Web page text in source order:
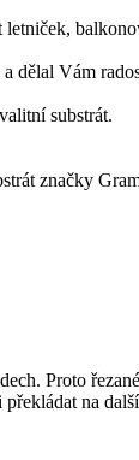
dělal Vám
substrát.
značky
Proto
na